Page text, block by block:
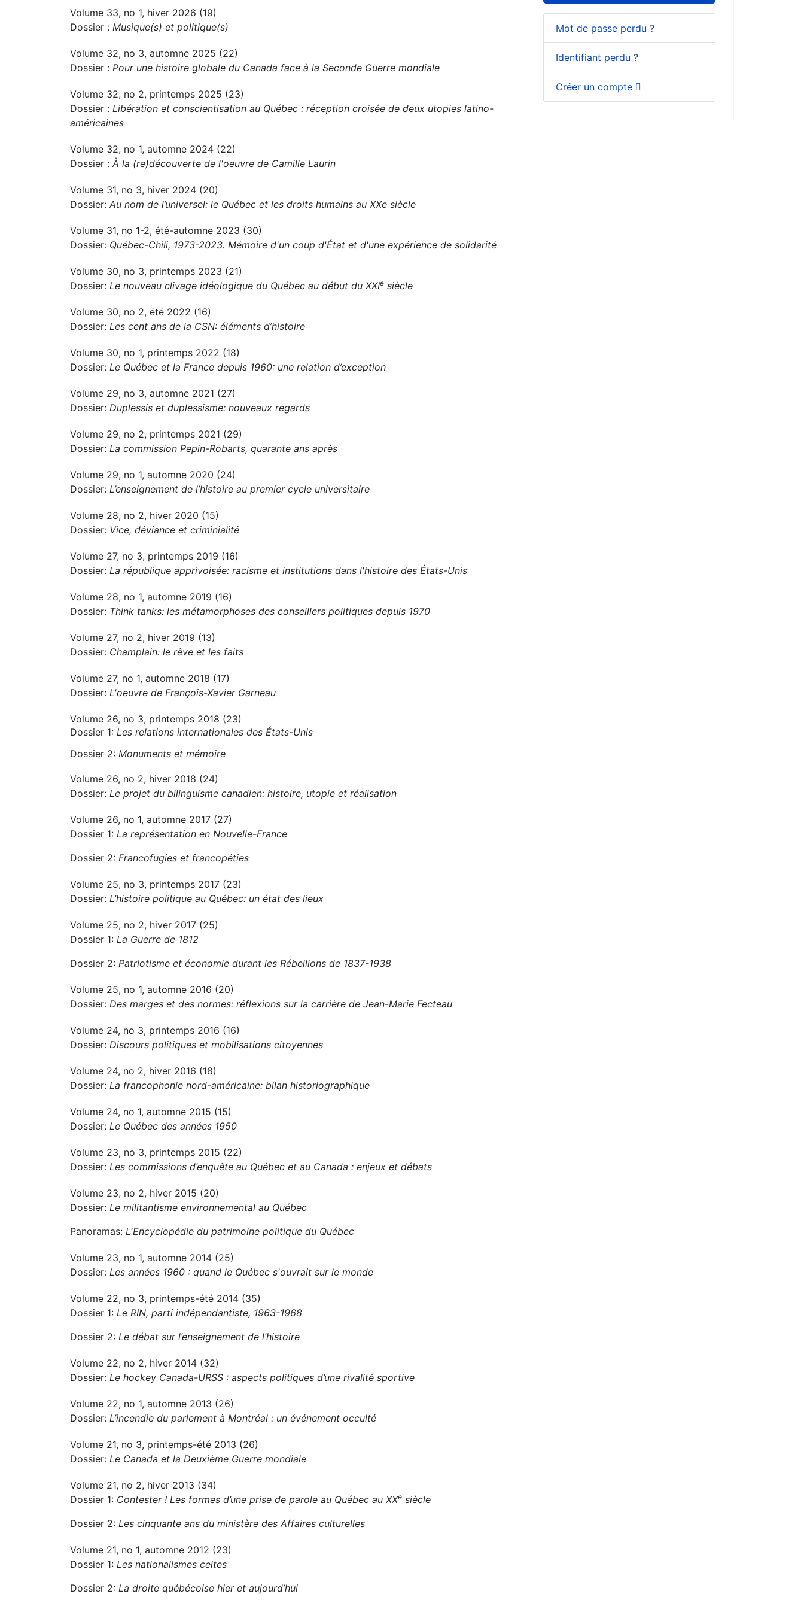
Volume 33, no 1, hiver 2026 (19)
Dossier : Musique(s) et politique(s)
Volume 32, no 3, automne 2025 (22)
Dossier : Pour une histoire globale du Canada face à la Seconde Guerre mondiale
Volume 32, no 2, printemps 2025 (23)
Dossier : Libération et conscientisation au Québec : réception croisée de deux utopies latino-
américaines
Volume 32, no 1, automne 2024 (22)
Dossier : À la (re)découverte de l'oeuvre de Camille Laurin
Volume 31, no 3, hiver 2024 (20)
Dossier: Au nom de l’universel: le Québec et les droits humains au XXe siècle
Volume 31, no 1-2, été-automne 2023 (30)
Dossier: Québec-Chili, 1973-2023. Mémoire d'un coup d'État et d'une expérience de solidarité
Volume 30, no 3, printemps 2023 (21)
Dossier: Le nouveau clivage idéologique du Québec au début du XXIe siècle
Volume 30, no 2, été 2022 (16)
Dossier: Les cent ans de la CSN: éléments d’histoire
Volume 30, no 1, printemps 2022 (18)
Dossier: Le Québec et la France depuis 1960: une relation d’exception
Volume 29, no 3, automne 2021 (27)
Dossier: Duplessis et duplessisme: nouveaux regards
Volume 29, no 2, printemps 2021 (29)
Dossier: La commission Pepin-Robarts, quarante ans après
Volume 29, no 1, automne 2020 (24)
Dossier: L’enseignement de l’histoire au premier cycle universitaire
Volume 28, no 2, hiver 2020 (15)
Dossier: Vice, déviance et criminialité
Volume 27, no 3, printemps 2019 (16)
Dossier: La république apprivoisée: racisme et institutions dans l'histoire des États-Unis
Volume 28, no 1, automne 2019 (16)
Dossier: Think tanks: les métamorphoses des conseillers politiques depuis 1970
Volume 27, no 2, hiver 2019 (13)
Dossier: Champlain: le rêve et les faits
Volume 27, no 1, automne 2018 (17)
Dossier: L'oeuvre de François-Xavier Garneau
Volume 26, no 3, printemps 2018 (23)
Dossier 1: Les relations internationales des États-Unis
Dossier 2: Monuments et mémoire
Volume 26, no 2, hiver 2018 (24)
Dossier: Le projet du bilinguisme canadien: histoire, utopie et réalisation
Volume 26, no 1, automne 2017 (27)
Dossier 1: La représentation en Nouvelle-France
Dossier 2: Francofugies et francopéties
Volume 25, no 3, printemps 2017 (23)
Dossier: L’histoire politique au Québec: un état des lieux
Volume 25, no 2, hiver 2017 (25)
Dossier 1: La Guerre de 1812
Dossier 2: Patriotisme et économie durant les Rébellions de 1837-1938
Volume 25, no 1, automne 2016 (20)
Dossier: Des marges et des normes: réflexions sur la carrière de Jean-Marie Fecteau
Volume 24, no 3, printemps 2016 (16)
Dossier: Discours politiques et mobilisations citoyennes
Volume 24, no 2, hiver 2016 (18)
Dossier: La francophonie nord-américaine: bilan historiographique
Volume 24, no 1, automne 2015 (15)
Dossier: Le Québec des années 1950
Volume 23, no 3, printemps 2015 (22)
Dossier: Les commissions d’enquête au Québec et au Canada : enjeux et débats
Volume 23, no 2, hiver 2015 (20)
Dossier: Le militantisme environnemental au Québec
Panoramas: L'Encyclopédie du patrimoine politique du Québec
Volume 23, no 1, automne 2014 (25)
Dossier: Les années 1960 : quand le Québec s'ouvrait sur le monde
Volume 22, no 3, printemps-été 2014 (35)
Dossier 1: Le RIN, parti indépendantiste, 1963-1968
Dossier 2: Le débat sur l’enseignement de l’histoire
Volume 22, no 2, hiver 2014 (32)
Dossier: Le hockey Canada-URSS : aspects politiques d’une rivalité sportive
Volume 22, no 1, automne 2013 (26)
Dossier: L’incendie du parlement à Montréal : un événement occulté
Volume 21, no 3, printemps-été 2013 (26)
Dossier: Le Canada et la Deuxième Guerre mondiale
Volume 21, no 2, hiver 2013 (34)
Dossier 1: Contester ! Les formes d’une prise de parole au Québec au XXe siècle
Dossier 2: Les cinquante ans du ministère des Affaires culturelles
Volume 21, no 1, automne 2012 (23)
Dossier 1: Les nationalismes celtes
Dossier 2: La droite québécoise hier et aujourd’hui
Mot de passe perdu ?
Identifiant perdu ?
Créer un compte